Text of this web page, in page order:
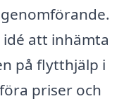
att inhämta
på flytthjälp i
priser och